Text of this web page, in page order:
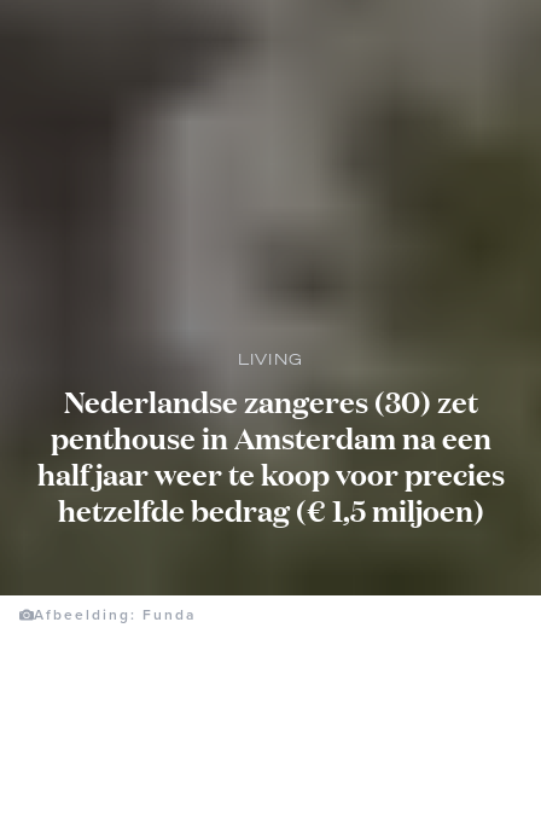
LIVING
Nederlandse zangeres (30) zet
penthouse in Amsterdam na een
half jaar weer te koop voor precies
hetzelfde bedrag (€ 1,5 miljoen)
Afbeelding: Funda